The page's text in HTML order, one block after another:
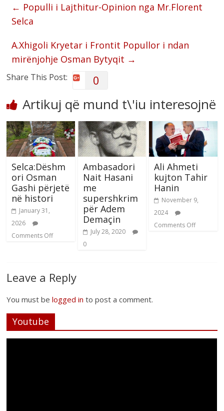
← Populli i Lajthitur-Opinion nga Mr.Florent
Selca
A.Xhigoli Kryetar i Frontit Popullor i ndan
mirënjohje Osman Bytyqit →
Share This Post: 0
Artikuj që mund t\'iu interesojnë
Selca:Dëshm
ori Osman
Gashi përjetë
në histori
January 31,
2026
Comments Off
Ambasadori
Nait Hasani
me
supershkrim
për Adem
Demaçin
July 28, 2020
0
Ali Ahmeti
kujton Tahir
Hanin
November 9,
2024
Comments Off
Leave a Reply
You must belogged in to post a comment.
Youtube